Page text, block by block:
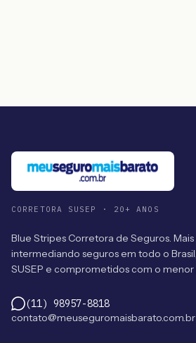
CORRETORA SUSEP · 20+ ANOS
Blue Stripes Corretora de Seguros.
intermediando seguros em todo o
SUSEP e comprometidos com o
(11) 98957-8818
contato@meuseguromaisbarato.com.br